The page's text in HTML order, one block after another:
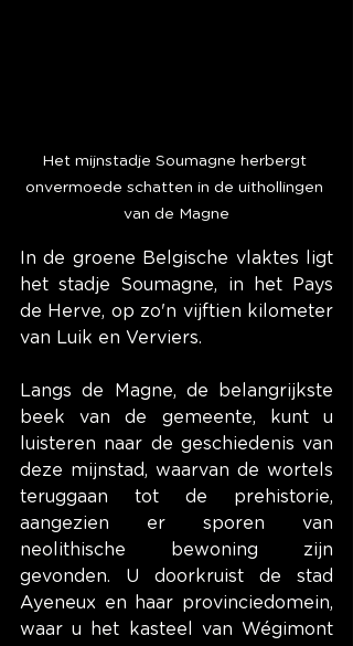
Het mijnstadje Soumagne herbergt
onvermoede schatten in de uithollingen
van de Magne
In de groene Belgische vlaktes ligt
het stadje Soumagne, in het Pays
de Herve, op zo'n vijftien kilometer
van Luik en Verviers.
Langs de Magne, de belangrijkste
beek van de gemeente, kunt u
luisteren naar de geschiedenis van
deze mijnstad, waarvan de wortels
teruggaan tot de prehistorie,
aangezien er sporen van
neolithische bewoning zijn
gevonden. U doorkruist de stad
Ayeneux en haar provinciedomein,
waar u het kasteel van Wégimont